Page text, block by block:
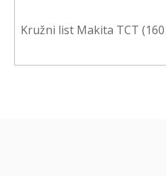
Kružni list Makita TCT